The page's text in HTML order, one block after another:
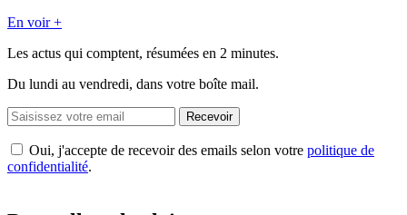
En voir +
Les actus qui comptent, résumées en 2 minutes.
Du lundi au vendredi, dans votre boîte mail.
Recevoir
Oui, j'accepte de recevoir des emails selon votre politique de
confidentialité.